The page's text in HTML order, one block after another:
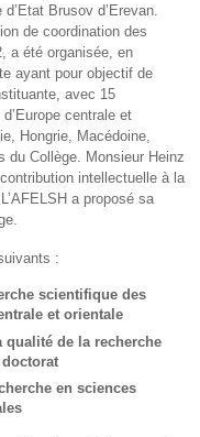
Brusov d’Erevan.
de coordination des
a été organisée, en
ayant pour objectif de
avec 15
centrale et
Hongrie, Macédoine,
du Collège. Monsieur Heinz
intellectuelle à la
a proposé sa
:
scientifique des
et orientale
qualité de la recherche
en sciences